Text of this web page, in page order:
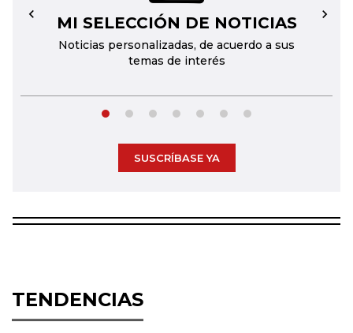
MI SELECCIÓN DE NOTICIAS
Noticias personalizadas, de acuerdo a sus
temas de interés
← →
SUSCRÍBASE YA
TENDENCIAS